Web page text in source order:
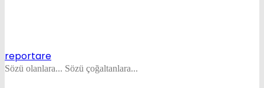
reportare
Sözü olanlara... Sözü çoğaltanlara...